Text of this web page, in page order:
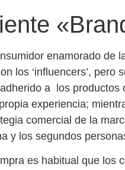
enamorado de
los ‘influencers’, pero
a los
experiencia;
comercial de la
y los segundos
es habitual que los